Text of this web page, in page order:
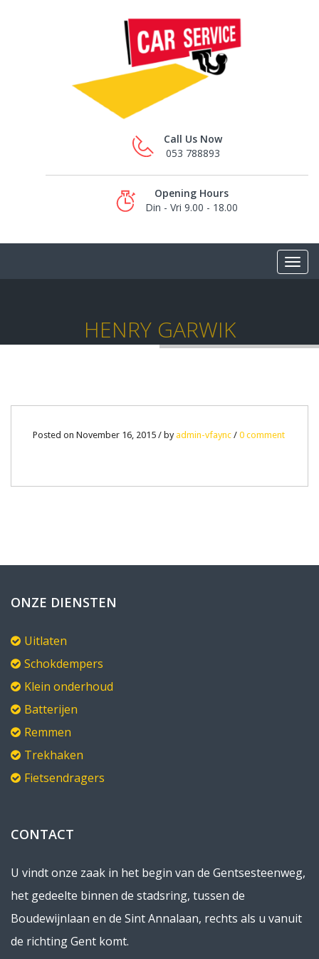
Call Us Now
053 788893
Opening Hours
Din - Vri 9.00 - 18.00
HENRY GARWIK
16
Posted on November 16, 2015 / byadmin-vfaync / 0 comment
ONZE DIENSTEN
Uitlaten
Schokdempers
Klein onderhoud
Batterijen
Remmen
Trekhaken
Fietsendragers
CONTACT
U vindt onze zaak in het begin van de Gentsesteenweg,
het gedeelte binnen de stadsring, tussen de
Boudewijnlaan en de Sint Annalaan, rechts als u vanuit
de richting Gent komt.